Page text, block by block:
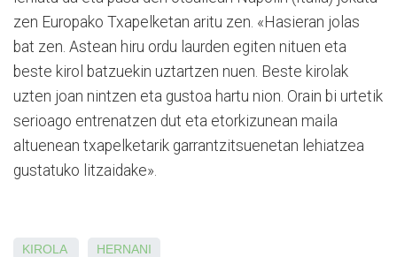
zen Europako Txapelketan aritu zen. «Hasieran jolas
bat zen. Astean hiru ordu laurden egiten nituen eta
beste kirol batzuekin uztartzen nuen. Beste kirolak
uzten joan nintzen eta gustoa hartu nion. Orain bi urtetik
serioago entrenatzen dut eta etorkizunean maila
altuenean txapelketarik garrantzitsuenetan lehiatzea
gustatuko litzaidake».
KIROLA HERNANI